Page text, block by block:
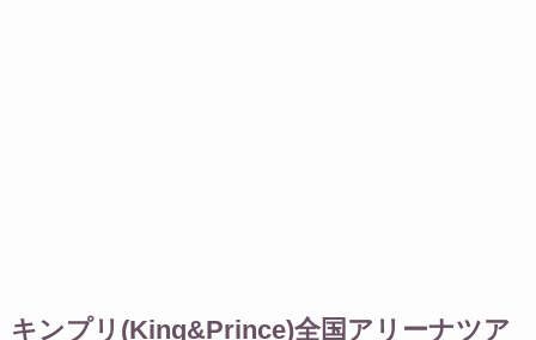
キンプリ(King&Prince)全国アリーナツア